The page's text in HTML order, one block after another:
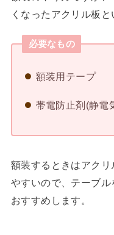
くなったアクリル板と
必要なもの
額装用テープ
帯電防止剤(静電
額装するときはアク
やすいので、テーブ
おすすめします。